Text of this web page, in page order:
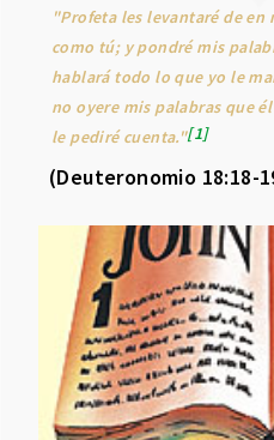
"Profeta les levantaré de en
como tú; y pondré mis
hablará todo lo que yo le
no oyere mis palabras que
le pediré cuenta." 1
(Deuteronomio 18:18-